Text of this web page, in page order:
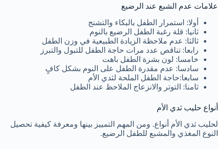
علامات عدم الشبع عند الرضيع
أولا: استمرار الطفل بالبكاء والتشنج
ثانيا: قلة رغبة الطفل الرضيع بالنوم
ثالثا: عدم ملاحظة الزيادة الطبيعية في وزن الطفل
رابعا: تناقص عدد مرات حاجة الطفل للتبول والتبرز
خامسا: لون بشرة الطفل باهت
سادسا: عدم مقدرة الطفل على النوم بشكل كافٍ
سابعا:حاجة الطفل الملحة لثدي الأم
ثامنا: التوتر والانزعاج الملاحظ عند الطفل
أنواع حليب ثدي الأم
لحليب ثدي الأم أنواع. ومن المهم التمييز بينها ومعرفة كيفية تحصيل
النوع المغذي والمشبع للطفل الرضيع.